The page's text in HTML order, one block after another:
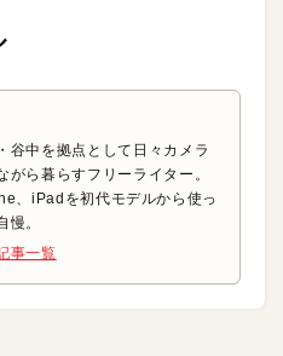
谷中を拠点として日々カメラ
がら暮らすフリーライター。
、iPadを初代モデルから使っ
慢。
事一覧